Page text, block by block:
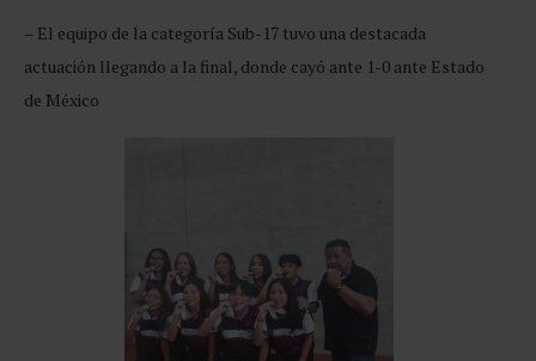
– El equipo de la categoría Sub-17 tuvo una destacada
actuación llegando a la final, donde cayó ante 1-0 ante Estado
de México